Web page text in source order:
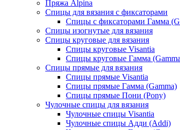
Пряжа Alpina
Спицы для вязания с фиксаторами
Спицы с фиксаторами Гамма
Спицы изогнутые для вязания
Спицы круговые для вязания
Спицы круговые Visantia
Спицы круговые Гамма
Спицы прямые для вязания
Спицы прямые Visantia
Спицы прямые Гамма (Gamma)
Спицы прямые Пони (Pony)
Чулочные спицы для вязания
Чулочные спицы Visantia
Чулочные спицы Адди (Addi)